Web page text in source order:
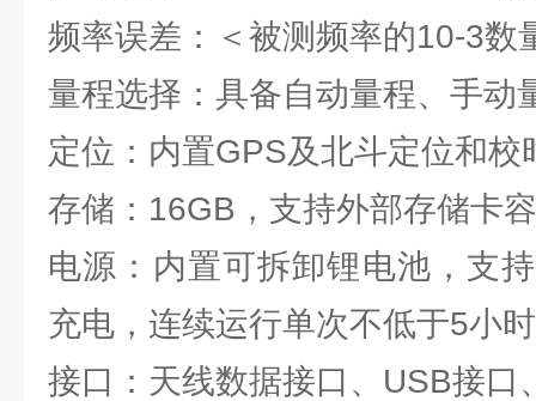
频率误差：＜被测频率的10-3数
量程选择：具备自动量程、手动
定位：内置GPS及北斗定位和校
存储：16GB，支持外部存储卡
电源：内置可拆卸锂电池，支
充电，连续运行单次不低于5小时
接口：天线数据接口、USB接口